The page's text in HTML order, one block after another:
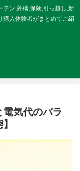
テン,外構,保険,引っ越し,新
購入体験者がまとめてご紹
気代のバラ